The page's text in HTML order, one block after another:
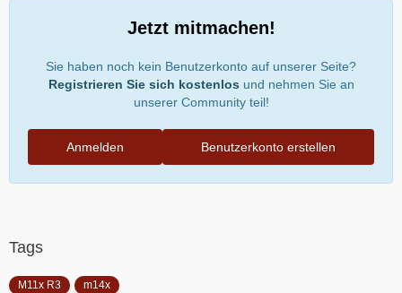
Jetzt mitmachen!
Sie haben noch kein Benutzerkonto auf unserer Seite?
Registrieren Sie sich kostenlos und nehmen Sie an
unserer Community teil!
Benutzerkonto erstellen
Anmelden
Tags
M11x R3 m14x